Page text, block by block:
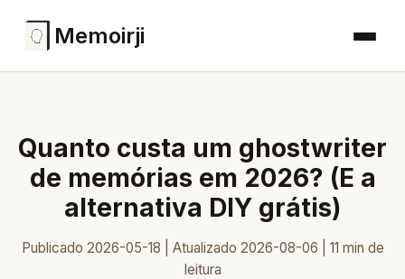
Memoirji
Quanto custa um ghostwriter
de memórias em 2026? (E a
alternativa DIY grátis)
Publicado 2026-05-18 | Atualizado 2026-08-06 | 11 min de
leitura